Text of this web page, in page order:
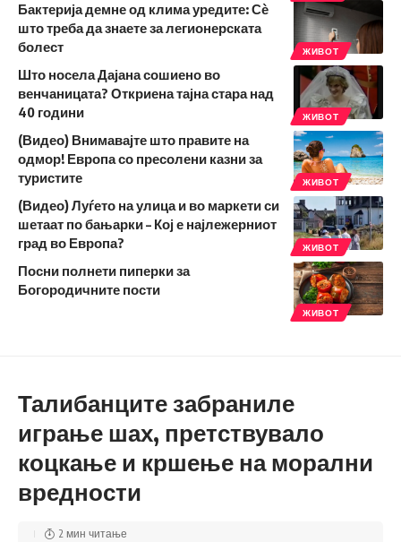
ЖИВОТ
Бактерија демне од клима уредите: Сѐ
што треба да знаете за легионерската
болест
ЖИВОТ
Што носела Дајана сошиено во
венчаницата? Откриена тајна стара над
40 години
ЖИВОТ
(Видео) Внимавајте што правите на
одмор! Европа со пресолени казни за
туристите
ЖИВОТ
(Видео) Луѓето на улица и во маркети си
шетаат по бањарки – Кој е најлежерниот
град во Европа?
ЖИВОТ
Посни полнети пиперки за
Богородичните пости
Талибанците забраниле
играње шах, претствувало
коцкање и кршење на морални
вредности
2 мин читање